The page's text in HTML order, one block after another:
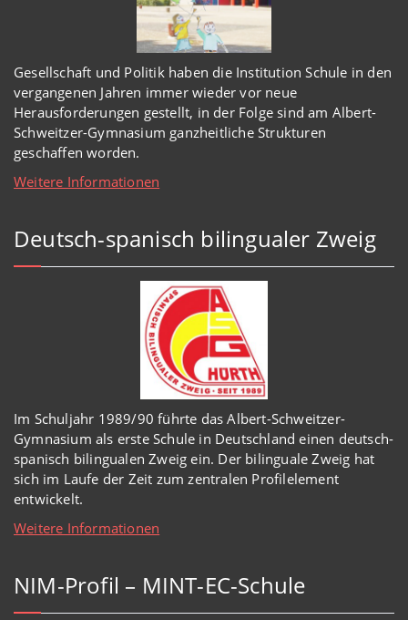
Gesellschaft und Politik haben die Institution Schule in den
vergangenen Jahren immer wiedervor neue
Herausforderungen gestellt, in der Folge sind am Albert-
Schweitzer-Gymnasium ganzheitliche Strukturen
geschaffen worden.
Weitere Informationen
Deutsch-spanisch bilingualer Zweig
Im Schuljahr 1989/90 führte das Albert-Schweitzer-
Gymnasium als erste Schule in Deutschland einen deutsch-
spanisch bilingualen Zweig ein. Der bilinguale Zweig hat
sich im Laufe der Zeit zum zentralen Profilelement
entwickelt.
Weitere Informationen
NIM-Profil – MINT-EC-Schule